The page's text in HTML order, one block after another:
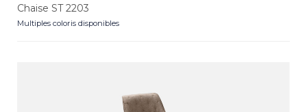
Chaise ST 2203
Multiples coloris disponibles